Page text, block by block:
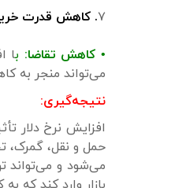
۷. کاهش قدرت
• کاهش تقاضا: با
می‌تواند منجر به
نتیجه‌گیری:
افزایش نرخ دلار
حمل و نقل، گمرک،
می‌شود و می‌تواند